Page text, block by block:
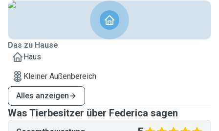
Das zu Hause
Haus
Kleiner Außenbereich
Alles anzeigen
Was Tierbesitzer über Federica sagen